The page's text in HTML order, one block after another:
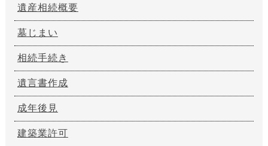
遺産相続概要
墓じまい
相続手続き
遺言書作成
成年後見
建築業許可